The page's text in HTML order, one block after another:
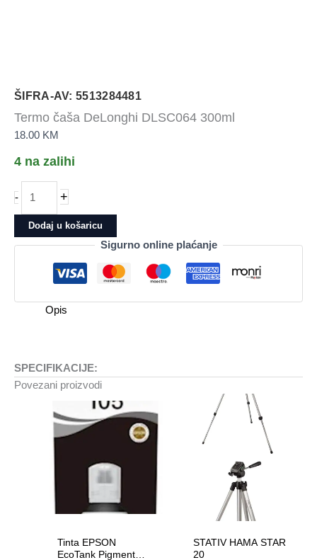
ŠIFRA-AV: 5513284481
Termo čaša DeLonghi DLSC064 300ml
18.00 KM
4 na zalihi
-
čaša
DeLonghi
DLSC064
+
Dodaj u košaricu
Sigurno online plaćanje
Opis
SPECIFIKACIJE:
Povezani proizvodi
Tinta EPSON
EcoTank Pigment
STATIV HAMA STAR
20